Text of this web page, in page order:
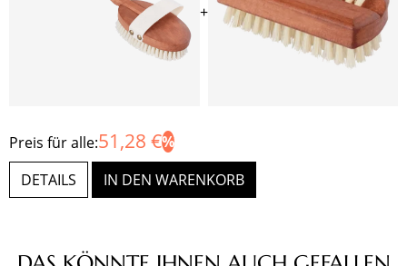
+
Preis für alle:51,28 €
DETAILS IN DEN WARENKORB
Produktgalerie überspringen